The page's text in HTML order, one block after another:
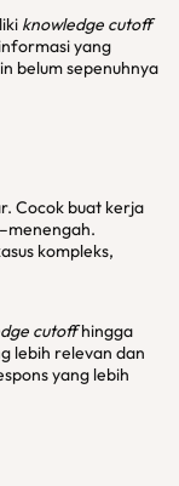
knowledge cutoff
yang
belum sepenuhnya
Cocok buat kerja
kompleks,
cutoffhingga
lebih relevan dan
yang lebih